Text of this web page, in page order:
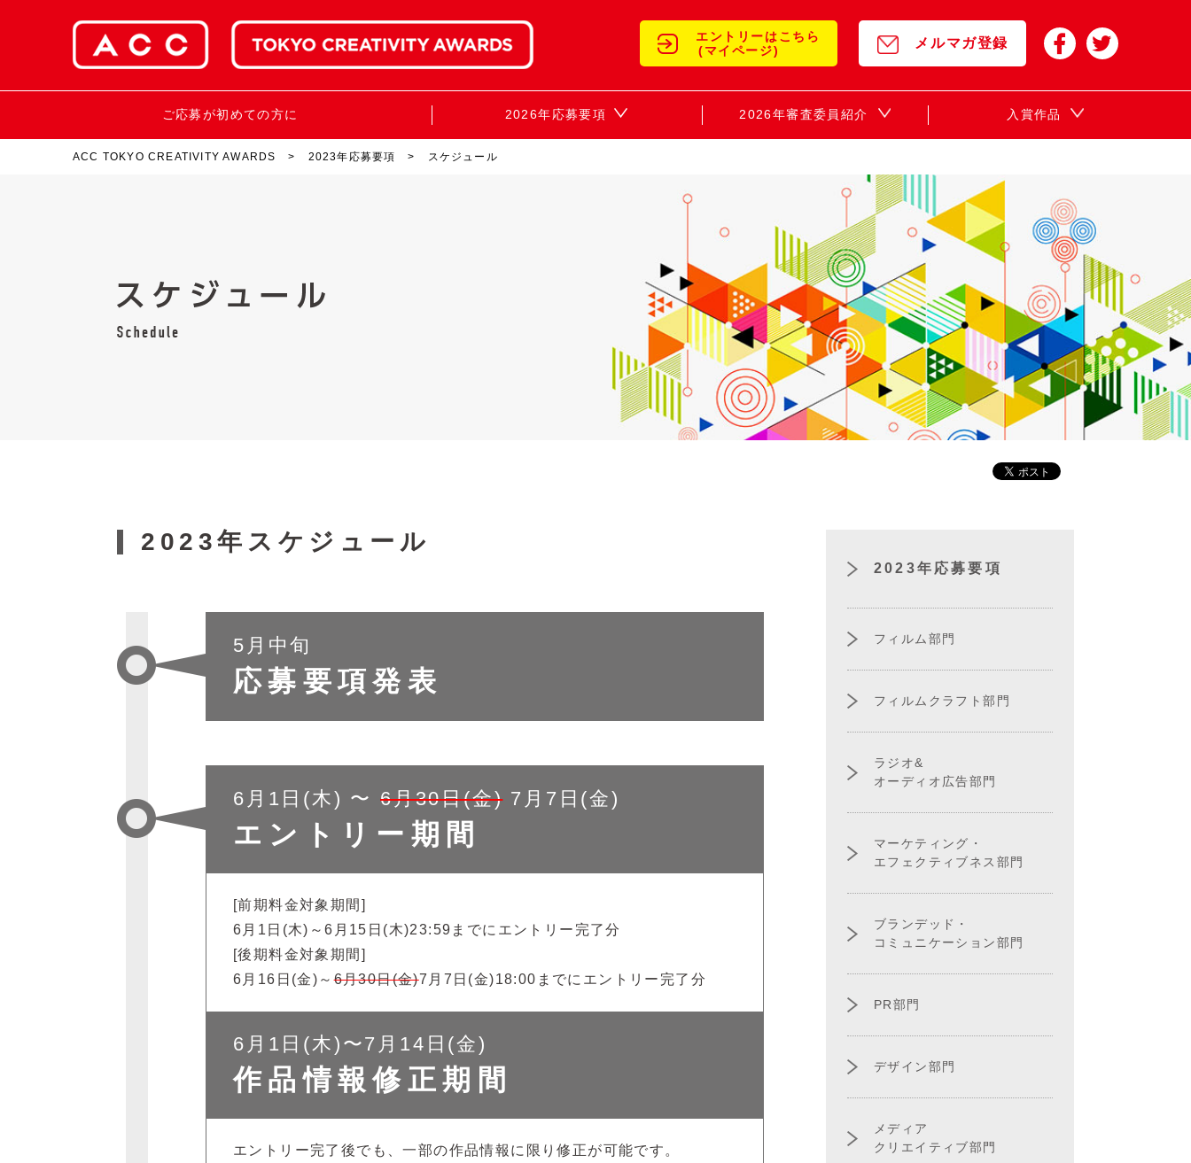
エントリーはこちら
(マイページ)
メルマガ登録
ご応募が初めての方に 2026年応募要項 2026年審査委員紹介 入賞作品
ACC TOKYO CREATIVITY AWARDS 2023年応募要項 スケジュール
2023年スケジュール
5月中旬
応募要項発表
6月1日(木) 〜6月30日(金)7月7日(金)
エントリー期間
[前期料金対象期間]
6月1日(木)～6月15日(木)23:59までにエントリー完了分
[後期料金対象期間]
6月16日(金)～6月30日(金)7月7日(金)18:00までにエントリー完了分
6月1日(木)〜7月14日(金)
作品情報修正期間
エントリー完了後でも、一部の作品情報に限り修正が可能です。
2023年応募要項
フィルム部門
フィルムクラフト部門
ラジオ&
オーディオ広告部門
マーケティング・
エフェクティブネス部門
ブランデッド・
コミュニケーション部門
PR部門
デザイン部門
メディア
クリエイティブ部門